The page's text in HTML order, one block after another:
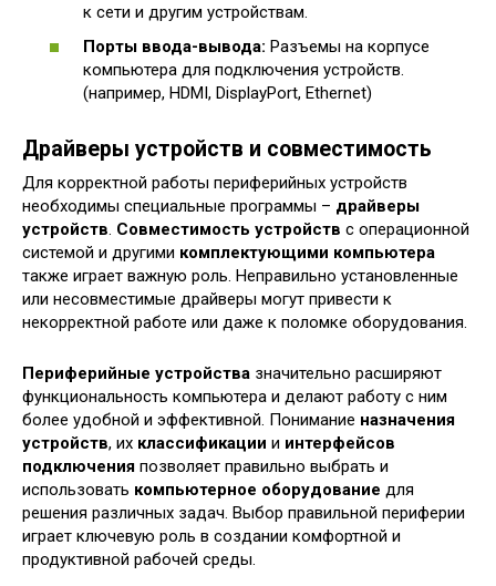
к сети и другим устройствам.
Порты ввода-вывода: Разъемы на корпусе
компьютера для подключения устройств.
(например, HDMI, DisplayPort, Ethernet)
Драйверы устройств и совместимость
Для корректной работы периферийных устройств
необходимы специальные программы – драйверы
устройств. Совместимость устройств с операционной
системой и другими комплектующими компьютера
также играет важную роль. Неправильно установленные
или несовместимые драйверы могут привести к
некорректной работе или даже к поломке оборудования.
Периферийные устройства значительно расширяют
функциональность компьютера и делают работу с ним
более удобной и эффективной. Понимание назначения
устройств, их классификации и интерфейсов
подключения позволяет правильно выбрать и
использовать компьютерное оборудование для
решения различных задач. Выбор правильной периферии
играет ключевую роль в создании комфортной и
продуктивной рабочей среды.